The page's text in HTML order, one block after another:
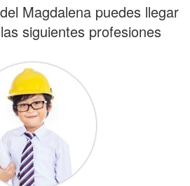
Magdalena puedes llegar
siguientes profesiones